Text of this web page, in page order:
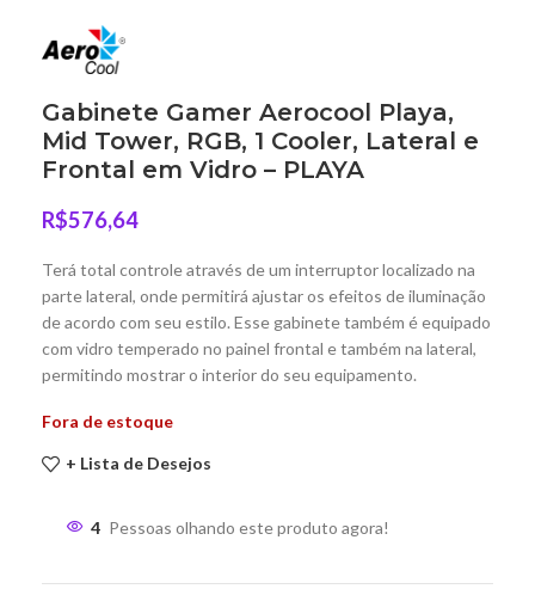
Gabinete Gamer Aerocool Playa,
Mid Tower, RGB, 1 Cooler, Lateral e
Frontal em Vidro – PLAYA
R$576,64
Terá total controle através de um interruptor localizado na
parte lateral, onde permitirá ajustar os efeitos de iluminação
de acordo com seu estilo. Esse gabinete também é equipado
com vidro temperado no painel frontal e também na lateral,
permitindo mostrar o interior do seu equipamento.
Fora de estoque
+ Lista de Desejos
4 Pessoas olhando este produto agora!